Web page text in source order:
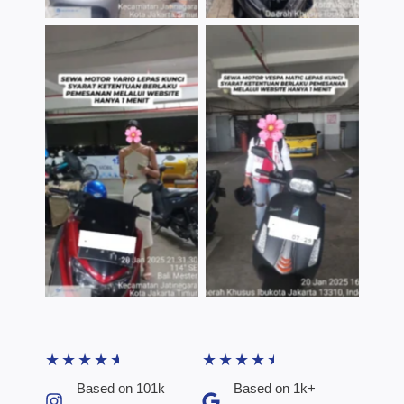
TNo Caption TNo Caption
★ ★ ★ ★ ★
Based on 101k
★ ★ ★ ★ ★
Based on 1k+